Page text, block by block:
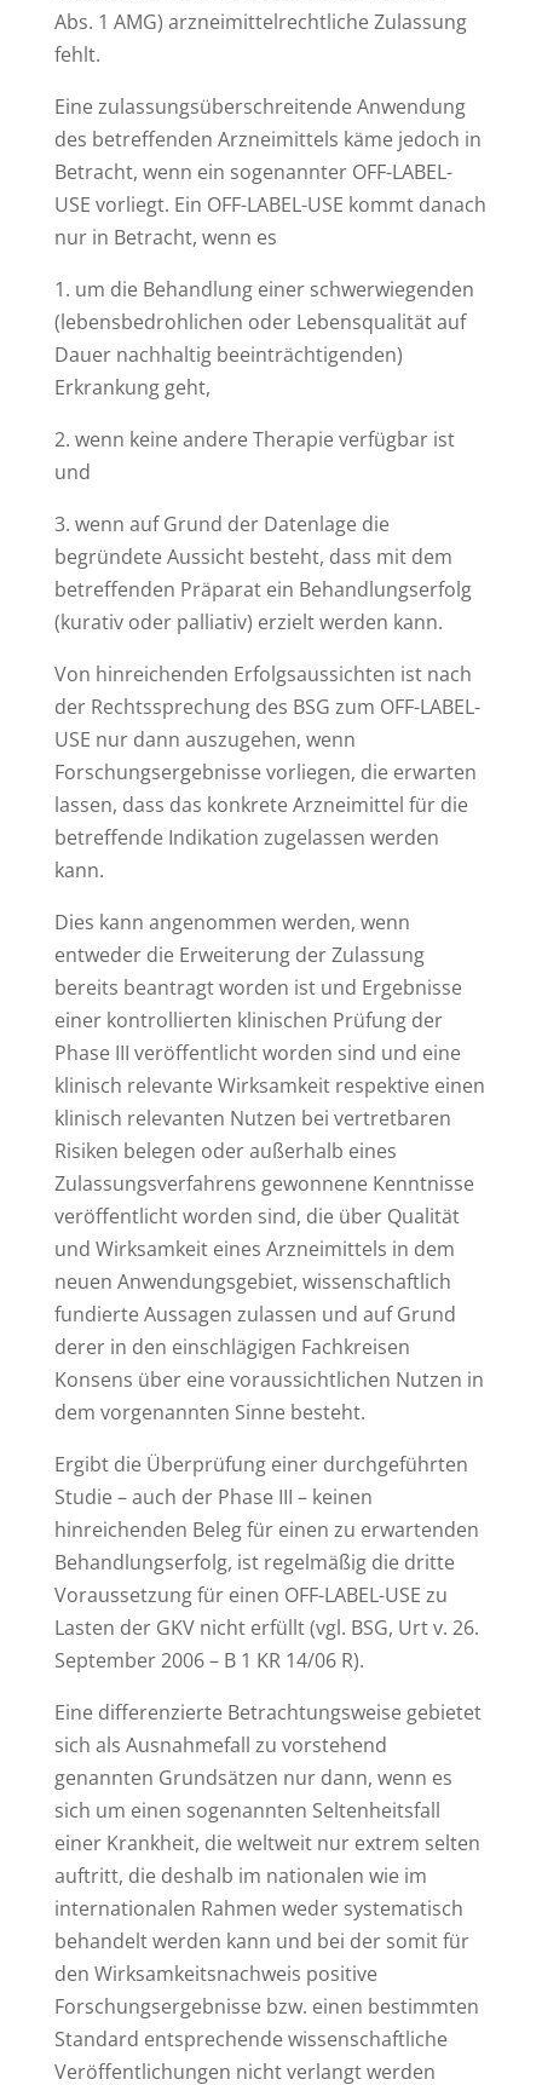
Abs. 1 AMG) arzneimittelrechtliche Zulassung
fehlt.
Eine zulassungsüberschreitende Anwendung
des betreffenden Arzneimittels käme jedoch in
Betracht, wenn ein sogenannter OFF-LABEL-
USE vorliegt. Ein OFF-LABEL-USE kommt danach
nur in Betracht, wenn es
1. um die Behandlung einer schwerwiegenden
(lebensbedrohlichen oder Lebensqualität auf
Dauer nachhaltig beeinträchtigenden)
Erkrankung geht,
2. wenn keine andere Therapie verfügbar ist
und
3. wenn auf Grund der Datenlage die
begründete Aussicht besteht, dass mit dem
betreffenden Präparat ein Behandlungserfolg
(kurativ oder palliativ) erzielt werden kann.
Von hinreichenden Erfolgsaussichten ist nach
der Rechtssprechung des BSG zum OFF-LABEL-
USE nur dann auszugehen, wenn
Forschungsergebnisse vorliegen, die erwarten
lassen, dass das konkrete Arzneimittel für die
betreffende Indikation zugelassen werden
kann.
Dies kann angenommen werden, wenn
entweder die Erweiterung der Zulassung
bereits beantragt worden ist und Ergebnisse
einer kontrollierten klinischen Prüfung der
Phase III veröffentlicht worden sind und eine
klinisch relevante Wirksamkeit respektive einen
klinisch relevanten Nutzen bei vertretbaren
Risiken belegen oder außerhalb eines
Zulassungsverfahrens gewonnene Kenntnisse
veröffentlicht worden sind, die über Qualität
und Wirksamkeit eines Arzneimittels in dem
neuen Anwendungsgebiet, wissenschaftlich
fundierte Aussagen zulassen und auf Grund
derer in den einschlägigen Fachkreisen
Konsens über eine voraussichtlichen Nutzen in
dem vorgenannten Sinne besteht.
Ergibt die Überprüfung einer durchgeführten
Studie – auch der Phase III – keinen
hinreichenden Beleg für einen zu erwartenden
Behandlungserfolg, ist regelmäßig die dritte
Voraussetzung für einen OFF-LABEL-USE zu
Lasten der GKV nicht erfüllt (vgl. BSG, Urt v. 26.
September 2006 – B 1 KR 14/06 R).
Eine differenzierte Betrachtungsweise gebietet
sich als Ausnahmefall zu vorstehend
genannten Grundsätzen nur dann, wenn es
sich um einen sogenannten Seltenheitsfall
einer Krankheit, die weltweit nur extrem selten
auftritt, die deshalb im nationalen wie im
internationalen Rahmen weder systematisch
behandelt werden kann und bei der somit für
den Wirksamkeitsnachweis positive
Forschungsergebnisse bzw. einen bestimmten
Standard entsprechende wissenschaftliche
Veröffentlichungen nicht verlangt werden